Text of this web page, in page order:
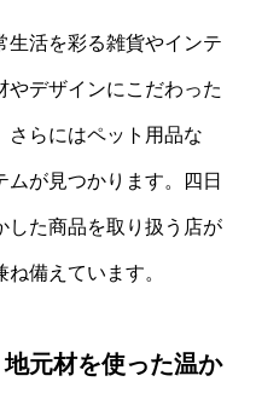
生活を彩る雑貨やインテ
やデザインにこだわった
さらにはペット用品な
が見つかります。四日
した商品を取り扱う店が
備えています。
元材を使った温か